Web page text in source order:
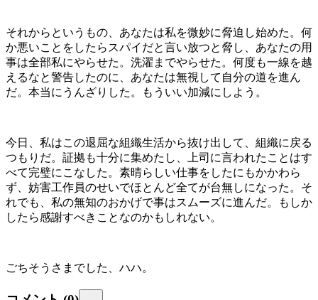
それからというもの、あなたは私を微妙に脅迫し始めた。何
か悪いことをしたらスパイだと言い放つと脅し、あなたの用
事は全部私にやらせた。洗濯までやらせた。何度も一線を越
えるなと警告したのに、あなたは無視して自分の道を進ん
だ。本当にうんざりした。もういい加減にしよう。
今日、私はこの退屈な組織生活から抜け出して、組織に戻る
つもりだ。証拠も十分に集めたし、上司に言われたことはす
べて完璧にこなした。素晴らしい仕事をしたにもかかわら
ず、妨害工作員のせいでほとんど全てが台無しになった。そ
れでも、私の無知のおかげで事はスムーズに進んだ。もしか
したら感謝すべきことなのかもしれない。
ごちそうさまでした、ハハ。